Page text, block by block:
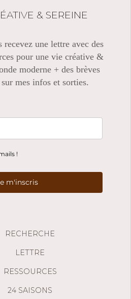
& SEREINE
recevez une lettre avec des
pour une vie créative &
moderne + des brèves
mes infos et sorties.
!
m'inscris
RECHERCHE
LETTRE
RESSOURCES
24 SAISONS